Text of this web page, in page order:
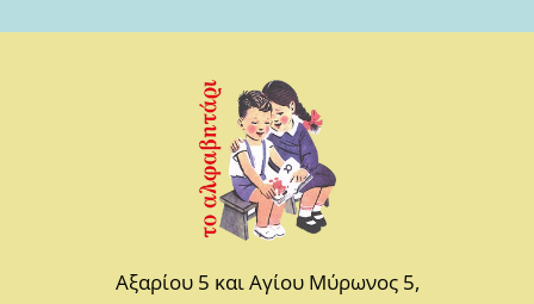
Αξαρίου 5 και Αγίου Μύρωνος 5,